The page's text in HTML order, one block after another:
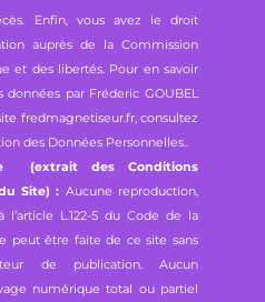
Enfin, vous avez le droit
auprès de la Commission
et des libertés. Pour en savoir
par Fréderic GOUBEL
fredmagnetiseur.fr, consultez
des Données Personnelles..
(extrait des Conditions
Site) : Aucune reproduction,
L.122-5 du Code de la
peut être faite de ce site sans
de publication. Aucun
numérique total ou partiel